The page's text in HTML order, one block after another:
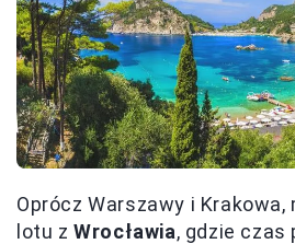
Oprócz Warszawy i
lotu zWrocławia, gdzie czas